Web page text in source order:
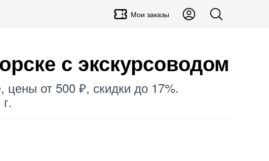
Мои заказы
с экскурсоводом
цены от 500 ₽, скидки до 17%.